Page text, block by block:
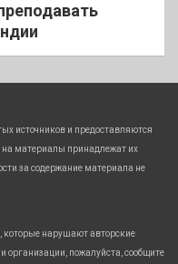
источников и предоставляются
на материалы принадлежат их
за содержание материала не
нарушают авторские
пожалуйста, сообщите